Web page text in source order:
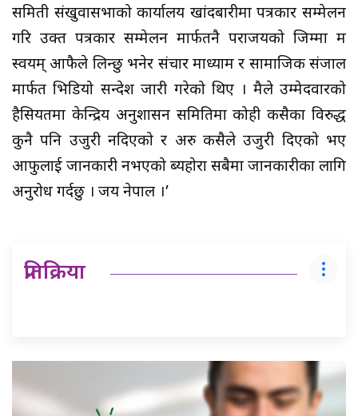
समिती संखुवासभाको कार्यालय खांदबारीमा पत्रकार सम्मेलन
गरि उक्त पत्रकार सम्मेलन मार्फतनै पराजयको जिम्मा म
स्वयम् आफैले लिन्छु भनेर संचार माध्याम र सामाजिक संजाल
मार्फत भिडियो सन्देश जारी गरेको थिए । मैले उम्मेदवारको
हैसियतमा केन्द्रिय अनुशासन समितिमा कोही कसैका विरुद्ध
कुनै पनि उजुरी नदिएको र अरु कसैले उजुरी दिएको भए
आफुलाई जानकारी नभएको ब्यहोरा सबैमा जानकारीका लागि
अनुरोध गर्दछु । जय नेपाल ।’
प्रतिक्रिया